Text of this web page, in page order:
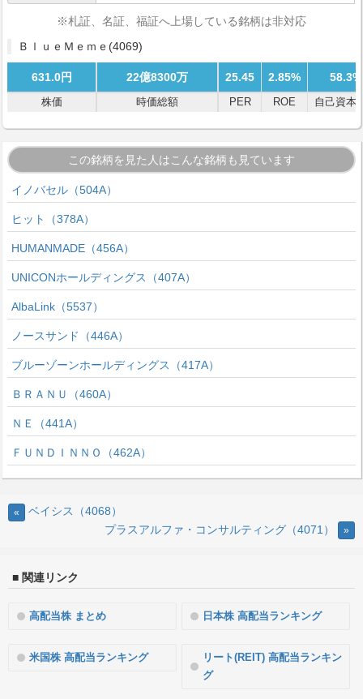
※札証、名証、福証へ上場している銘柄は非対応
ＢｌｕｅＭｅｍｅ (4069)
631.0円 22億8300万 25.45 2.85% 58.3%
株価 時価総額 PER ROE 自己資本
この銘柄を見た人はこんな銘柄も見ています
イノバセル（504A）
ヒット（378A）
HUMANMADE（456A）
UNICONホールディングス（407A）
AlbaLink（5537）
ノースサンド（446A）
ブルーゾーンホールディングス（417A）
ＢＲＡＮＵ（460A）
ＮＥ（441A）
ＦＵＮＤＩＮＮＯ（462A）
«
ベイシス（4068）
プラスアルファ・コンサルティング（4071）
»
■ 関連リンク
高配当株 まとめ 日本株 高配当ランキング
米国株 高配当ランキング
リート(REIT) 高配当ランキン
グ